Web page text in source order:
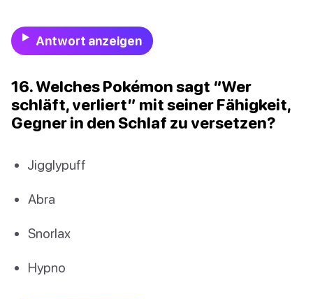
Antwort anzeigen
16. Welches Pokémon sagt “Wer
schläft, verliert” mit seiner Fähigkeit,
Gegner in den Schlaf zu versetzen?
Jigglypuff
Abra
Snorlax
Hypno